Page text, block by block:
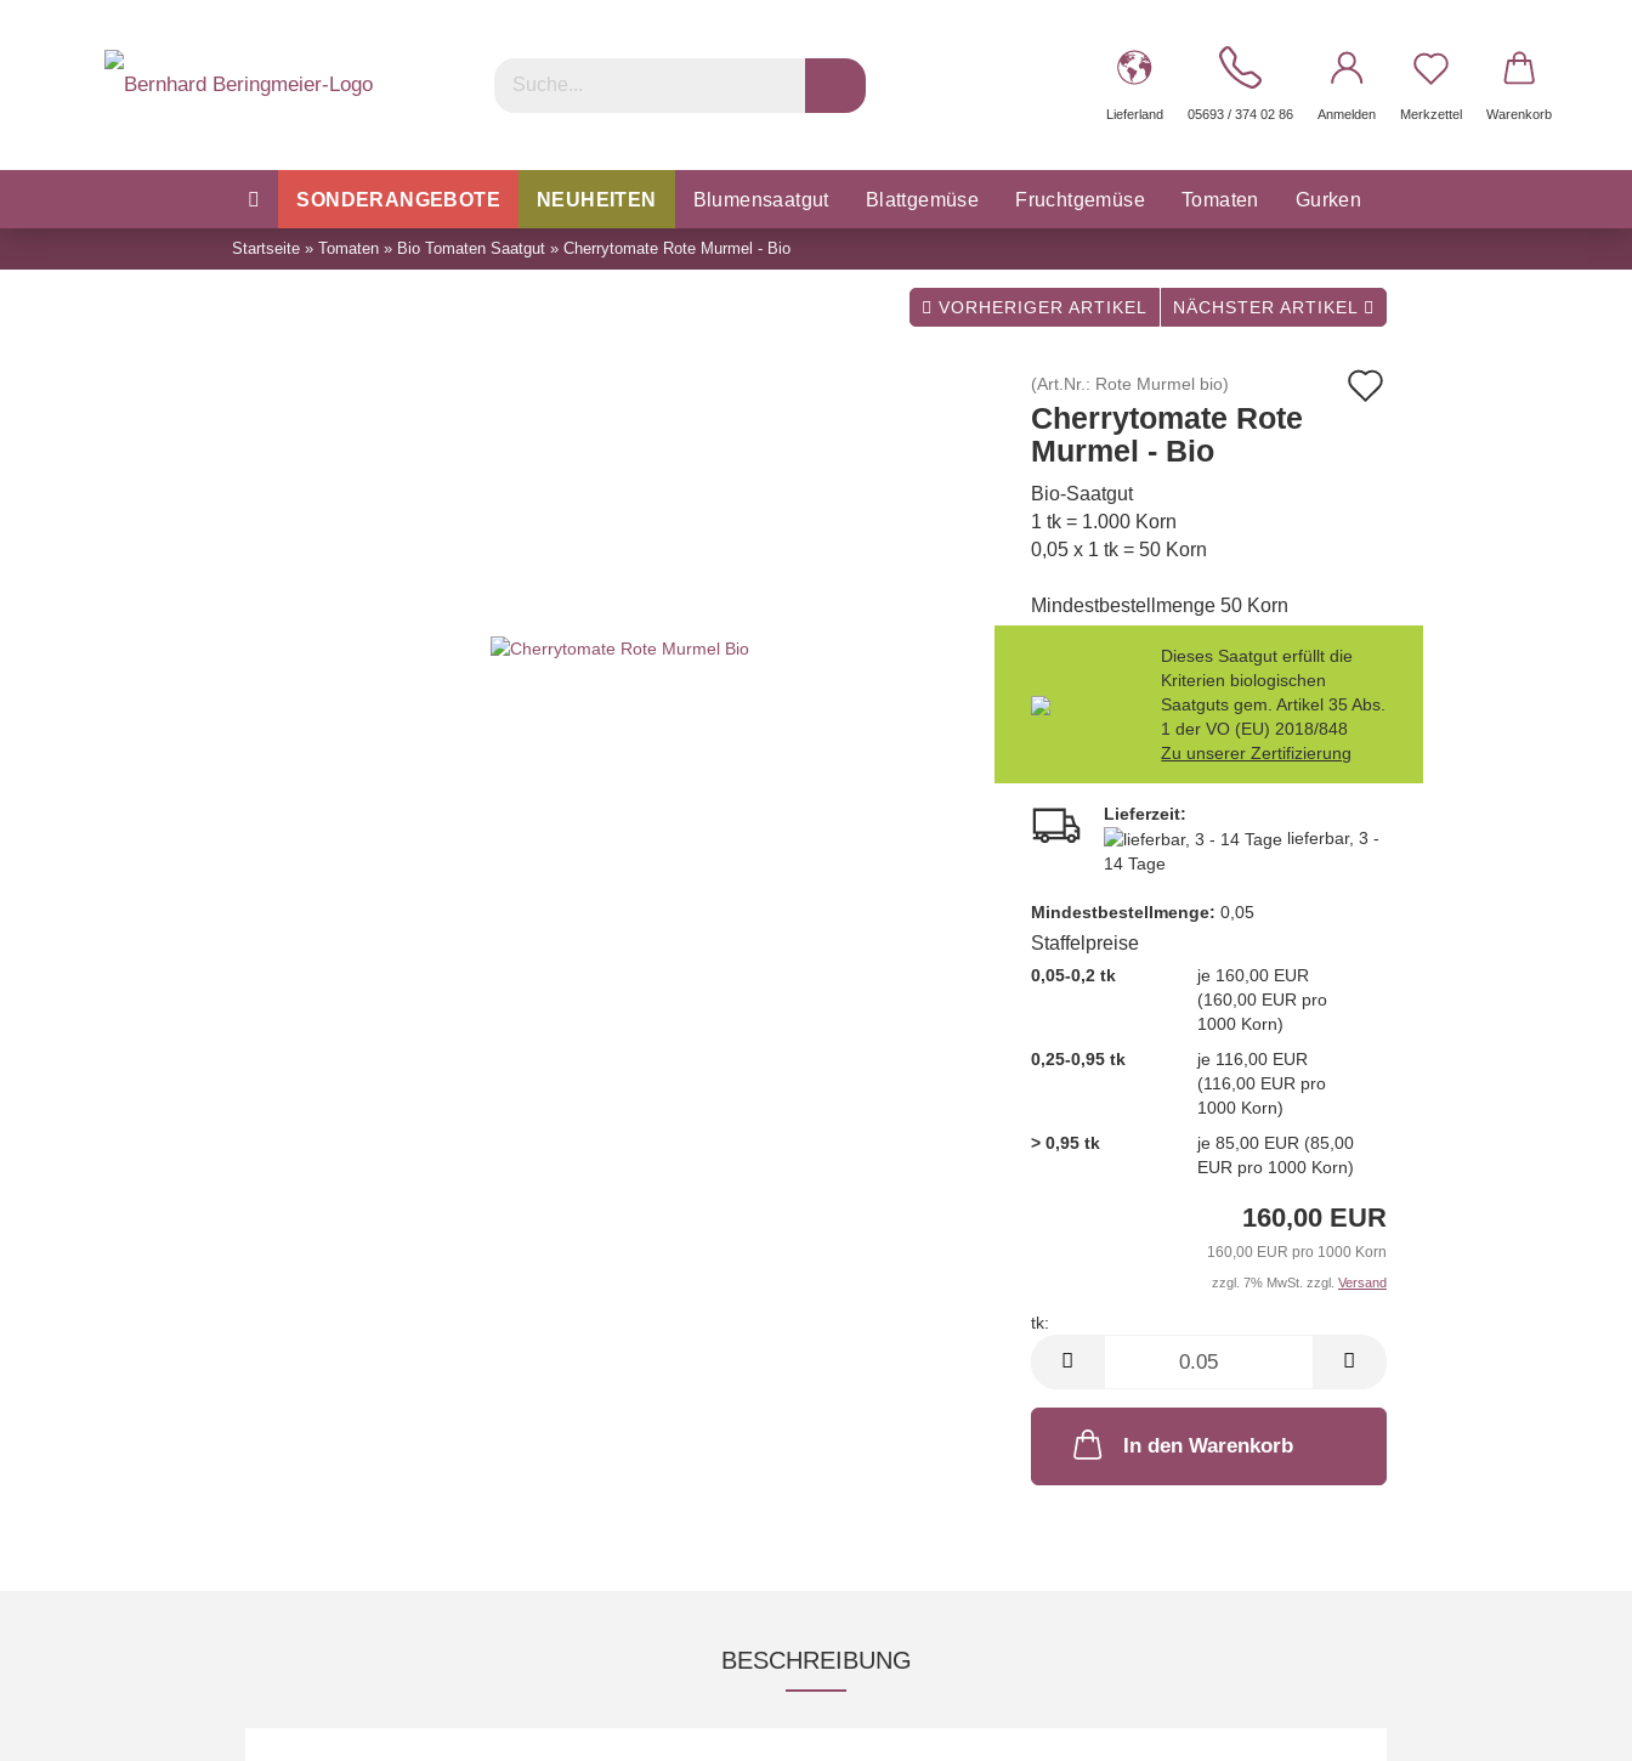
Lieferland 05693 / 374 02 86 Anmelden Merkzettel Warenkorb
SONDERANGEBOTE NEUHEITEN Blumensaatgut Blattgemüse Fruchtgemüse Tomaten Gurken
Kohl Bohnen & Erbsen Wurzel & Knollen Microgreens
Startseite » Tomaten » Bio Tomaten Saatgut » Cherrytomate Rote Murmel - Bio
VORHERIGER ARTIKEL NÄCHSTER ARTIKEL
(Art.Nr.: Rote Murmel bio)
Cherrytomate Rote
Murmel - Bio
Bio-Saatgut
1 tk = 1.000 Korn
0,05 x 1 tk = 50 Korn
Mindestbestellmenge 50 Korn
Dieses Saatgut erfüllt die
Kriterien biologischen
Saatguts gem. Artikel 35 Abs.
1 der VO (EU) 2018/848
Zu unserer Zertifizierung
Lieferzeit:
lieferbar, 3 -
14 Tage
Mindest­bestellmenge: 0,05
Staffelpreise
0,05-0,2 tk
je 160,00 EUR
(160,00 EUR pro
1000 Korn)
0,25-0,95 tk
je 116,00 EUR
(116,00 EUR pro
1000 Korn)
> 0,95 tk
je 85,00 EUR (85,00
EUR pro 1000 Korn)
160,00 EUR
160,00 EUR pro 1000 Korn
zzgl. 7% MwSt. zzgl. Versand
tk:
In den Warenkorb
BESCHREIBUNG